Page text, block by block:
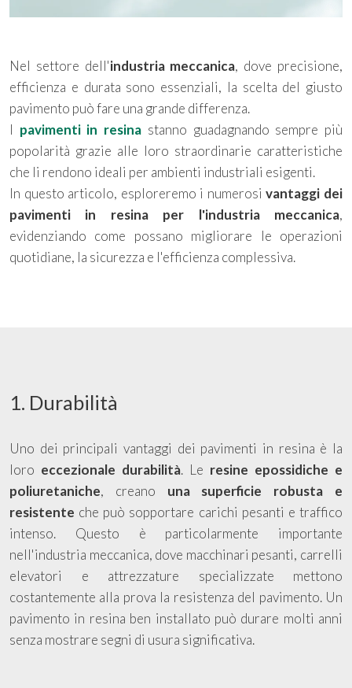
Nel settore dell'industria meccanica, dove precisione,
efficienza e durata sono essenziali, la scelta del giusto
pavimento può fare una grande differenza.
I pavimenti in resina stanno guadagnando sempre più
popolarità grazie alle loro straordinarie caratteristiche
che li rendono ideali per ambienti industriali esigenti.
In questo articolo, esploreremo i numerosivantaggi dei
pavimenti in resina per l'industria meccanica,
evidenziando come possano migliorare le operazioni
quotidiane, la sicurezza e l'efficienza complessiva.
1. Durabilità
Uno dei principali vantaggi dei pavimenti in resina è la
loro eccezionale durabilità. Le resine epossidiche e
poliuretaniche, creano una superficie robusta e
resistente che può sopportare carichi pesanti e traffico
intenso. Questo è particolarmente importante
nell'industria meccanica, dove macchinari pesanti, carrelli
elevatori e attrezzature specializzate mettono
costantemente alla prova la resistenza del pavimento. Un
pavimento in resina ben installato può durare molti anni
senza mostrare segni di usura significativa.